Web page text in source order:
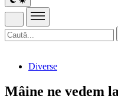
Diverse
Mâine ne vedem